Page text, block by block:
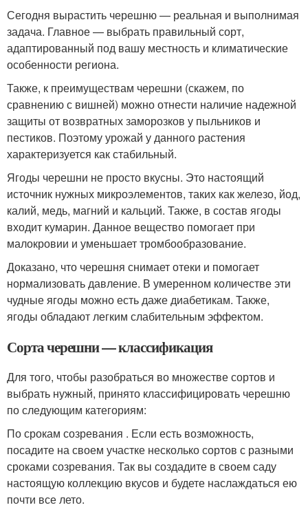
Сегодня вырастить черешню — реальная и выполнимая
задача. Главное — выбрать правильный сорт,
адаптированный под вашу местность и климатические
особенности региона.
Также, к преимуществам черешни (скажем, по
сравнению с вишней) можно отнести наличие надежной
защиты от возвратных заморозков у пыльников и
пестиков. Поэтому урожай у данного растения
характеризуется как стабильный.
Ягоды черешни не просто вкусны. Это настоящий
источник нужных микроэлементов, таких как железо, йод,
калий, медь, магний и кальций. Также, в состав ягоды
входит кумарин. Данное вещество помогает при
малокровии и уменьшает тромбообразование.
Доказано, что черешня снимает отеки и помогает
нормализовать давление. В умеренном количестве эти
чудные ягоды можно есть даже диабетикам. Также,
ягоды обладают легким слабительным эффектом.
Сорта черешни — классификация
Для того, чтобы разобраться во множестве сортов и
выбрать нужный, принято классифицировать черешню
по следующим категориям:
По срокам созревания . Если есть возможность,
посадите на своем участке несколько сортов с разными
сроками созревания. Так вы создадите в своем саду
настоящую коллекцию вкусов и будете наслаждаться ею
почти все лето.